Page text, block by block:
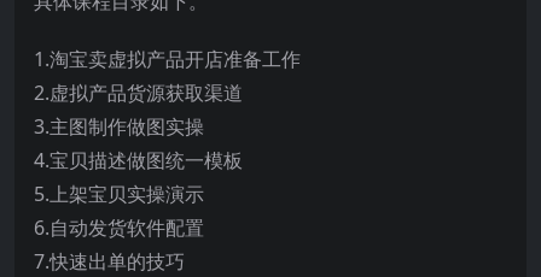
1.淘宝卖虚拟产品开店准备工作
2.虚拟产品货源获取渠道
3.主图制作做图实操
4.宝贝描述做图统一模板
5.上架宝贝实操演示
6.自动发货软件配置
7.快速出单的技巧